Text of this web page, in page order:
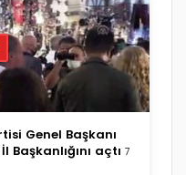
Genel Başkanı
açtı 7